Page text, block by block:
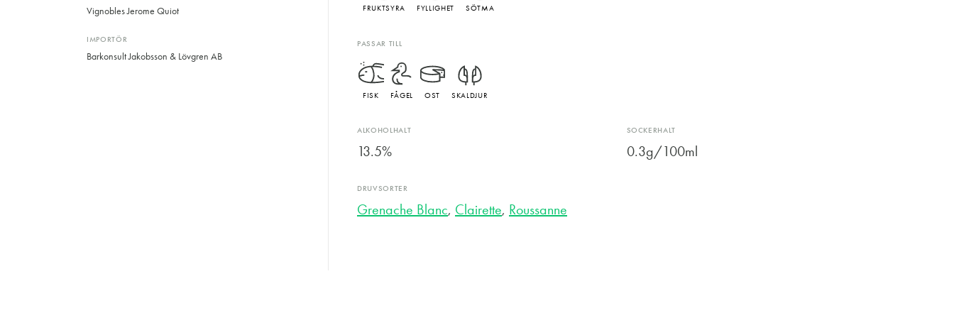
Vignobles Jerome Quiot
IMPORTÖR
Barkonsult Jakobsson & Lövgren AB
FRUKTSYRA FYLLIGHET SÖTMA
PASSAR TILL
FISK FÅGEL OST SKALDJUR
ALKOHOLHALT
13.5%
SOCKERHALT
0.3g/100ml
DRUVSORTER
Grenache Blanc, Clairette, Roussanne